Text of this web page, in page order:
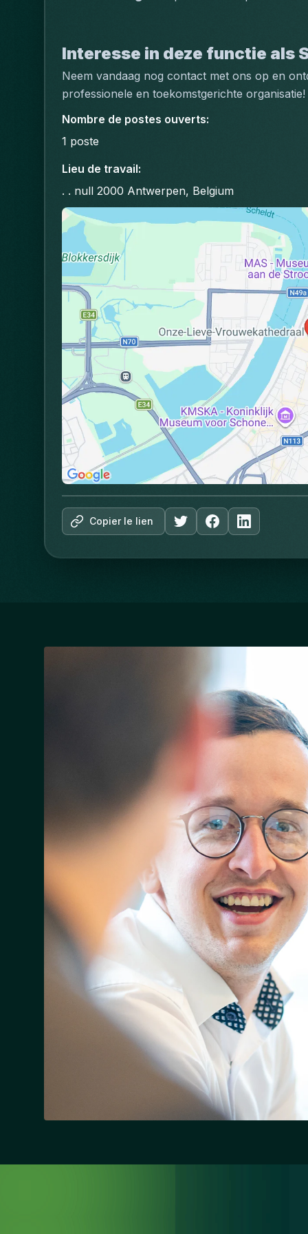
Interesse in deze functie als
Neem vandaag nog contact met ons op en
professionele en toekomstgerichte organisatie!
Nombre de postes ouverts:
1 poste
Lieu de travail:
. . null 2000 Antwerpen, Belgium
Copier le lien